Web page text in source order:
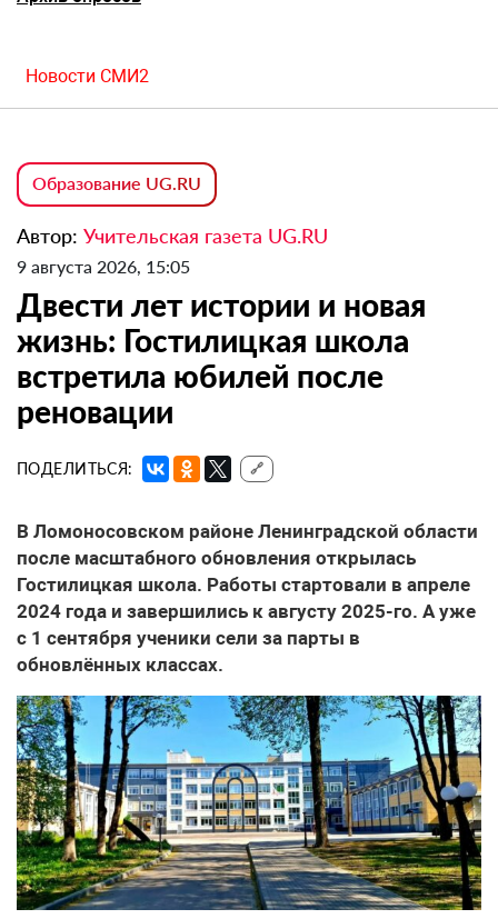
Новости СМИ2
Образование UG.RU
Автор: Учительская газета UG.RU
9 августа 2026, 15:05
Двести лет истории и новая
жизнь: Гостилицкая школа
встретила юбилей после
реновации
ПОДЕЛИТЬСЯ: 🔗
В Ломоносовском районе Ленинградской области
после масштабного обновления открылась
Гостилицкая школа. Работы стартовали в апреле
2024 года и завершились к августу 2025-го. А уже
с 1 сентября ученики сели за парты в
обновлённых классах.